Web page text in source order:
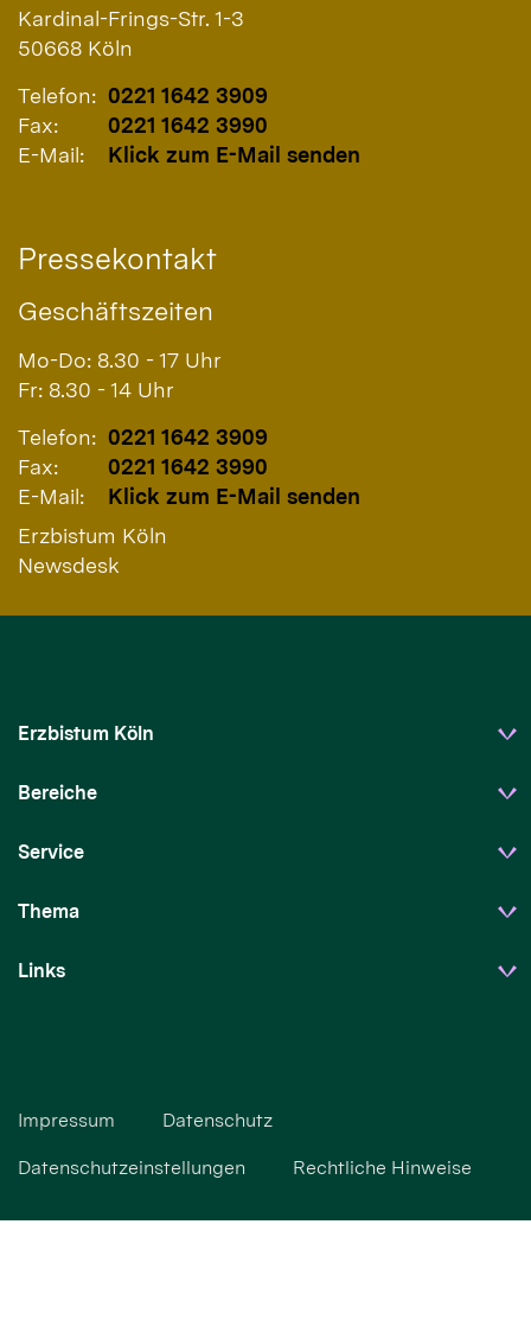
Kardinal-Frings-Str. 1-3
50668 Köln
Telefon: 0221 1642 3909
Fax:
0221 1642 3990
E-Mail:
Klick zum E-Mail senden
Pressekontakt
Geschäftszeiten
Mo-Do: 8.30 - 17 Uhr
Fr: 8.30 - 14 Uhr
Telefon: 0221 1642 3909
Fax:
0221 1642 3990
E-Mail:
Klick zum E-Mail senden
Erzbistum Köln
Newsdesk
Erzbistum Köln
Bereiche
Service
Thema
Links
Impressum Datenschutz
Datenschutzeinstellungen Rechtliche Hinweise